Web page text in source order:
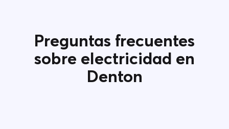
Preguntas frecuentes
sobre electricidad en
Denton